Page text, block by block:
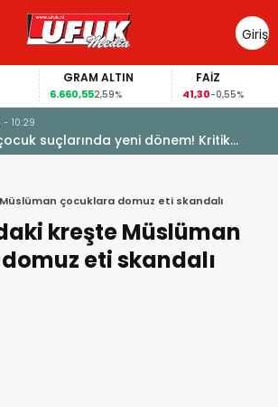
Giriş
Yap
GRAM ALTIN
6.660,552,59%
FAİZ
41,30 -0,55%
10:29
suçlarında yeni dönem! Kritik
edildi
çocuklara domuz eti skandalı
kreşte Müslüman
eti skandalı